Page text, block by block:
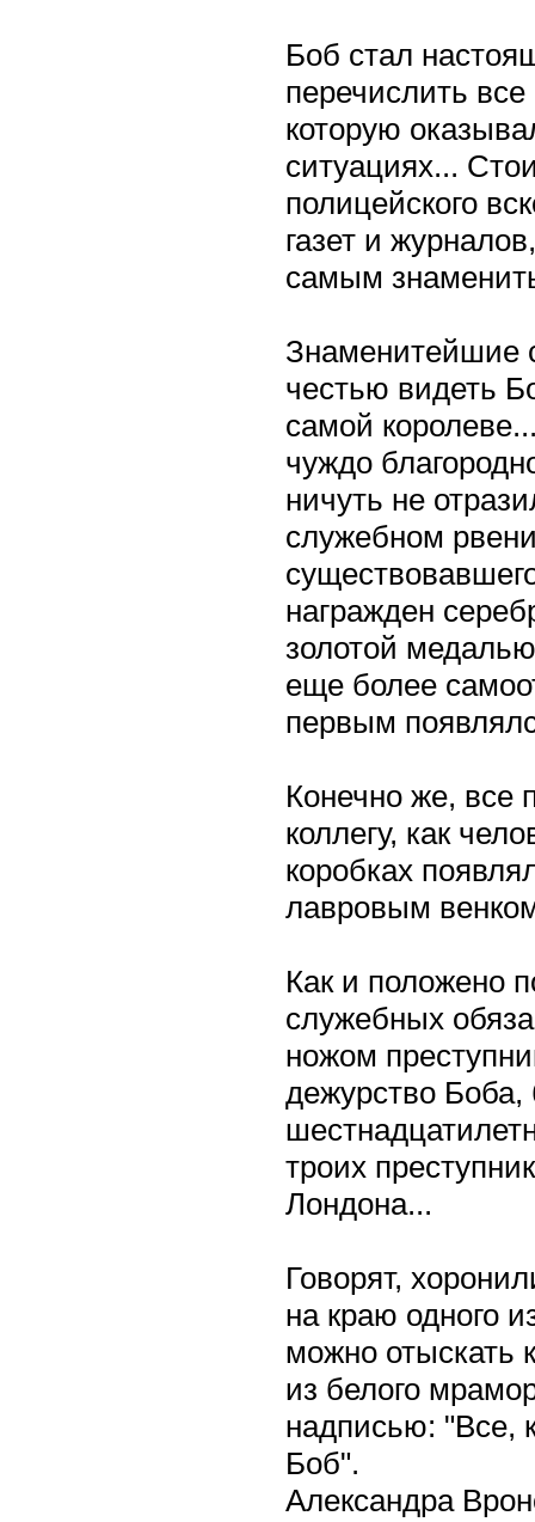
Боб стал
перечислить
которую
ситуациях...
полицейского
газет и
самым
Знаменитейшие
честью видеть
самой
чуждо
ничуть не
служебном
награжден
золотой
еще более
первым
Конечно же, все
коллегу, как
коробках
лавровым
Как и положено
служебных
ножом
дежурство
троих
Лондона...
Говорят,
на краю одного
можно отыскать
из белого
надписью: "Все,
Боб".
Александра